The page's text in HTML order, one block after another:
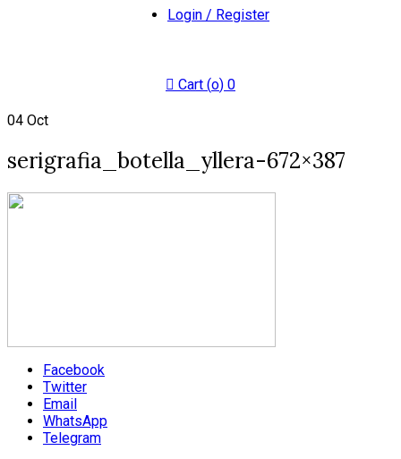
Login / Register
Cart (o) 0
04 Oct
serigrafia_botella_yllera-672×387
Facebook
Twitter
Email
WhatsApp
Telegram